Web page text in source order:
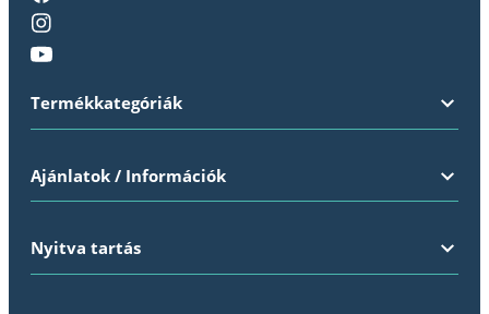
Termékkategóriák
Ajánlatok / Információk
Nyitva tartás